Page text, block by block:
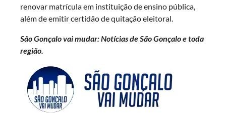
renovar matrícula em instituição de ensino pública,
além de emitir certidão de quitação eleitoral.
São Gonçalo vai mudar: Notícias de São Gonçalo e toda
região.